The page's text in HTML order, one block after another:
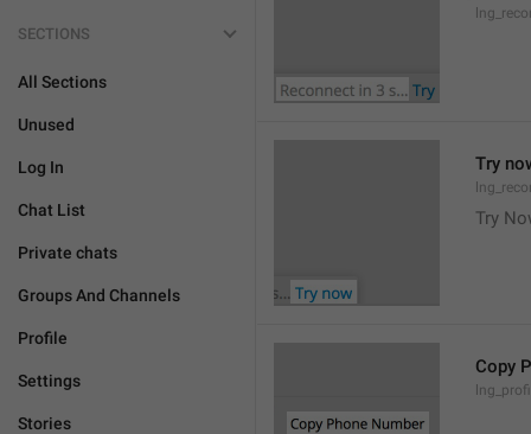
SECTIONS
All Sections
Unused
Log In
Chat List
Private chats
Groups And Channels
Profile
Settings
Stories
Try
Try
Copy